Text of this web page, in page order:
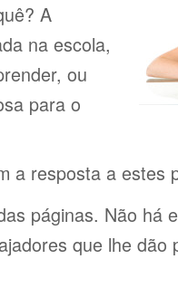
A
na escola,
ou
para o
a resposta a estes
páginas. Não há
que lhe dão